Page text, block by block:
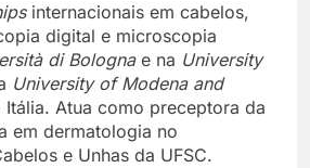
internacionais em cabelos,
digital e microscopia
di Bolognae na University
University of Modena and
Itália. Atua como preceptora da
em dermatologia no
e Unhas da UFSC.